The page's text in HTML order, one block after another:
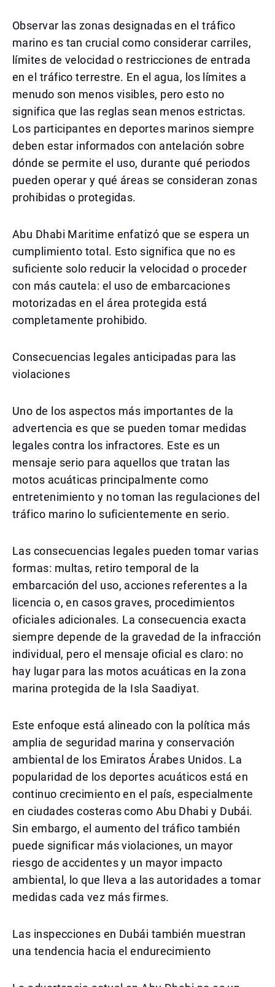
Observar las zonas designadas en el tráfico
marino es tan crucial como considerar carriles,
límites de velocidad o restricciones de entrada
en el tráfico terrestre. En el agua, los límites a
menudo son menos visibles, pero esto no
significa que las reglas sean menos estrictas.
Los participantes en deportes marinos siempre
deben estar informados con antelación sobre
dónde se permite el uso, durante qué periodos
pueden operar y qué áreas se consideran zonas
prohibidas o protegidas.
Abu Dhabi Maritime enfatizó que se espera un
cumplimiento total. Esto significa que no es
suficiente solo reducir la velocidad o proceder
con más cautela: el uso de embarcaciones
motorizadas en el área protegida está
completamente prohibido.
Consecuencias legales anticipadas para las
violaciones
Uno de los aspectos más importantes de la
advertencia es que se pueden tomar medidas
legales contra los infractores. Este es un
mensaje serio para aquellos que tratan las
motos acuáticas principalmente como
entretenimiento y no toman las regulaciones del
tráfico marino lo suficientemente en serio.
Las consecuencias legales pueden tomar varias
formas: multas, retiro temporal de la
embarcación del uso, acciones referentes a la
licencia o, en casos graves, procedimientos
oficiales adicionales. La consecuencia exacta
siempre depende de la gravedad de la infracción
individual, pero el mensaje oficial es claro: no
hay lugar para las motos acuáticas en la zona
marina protegida de la Isla Saadiyat.
Este enfoque está alineado con la política más
amplia de seguridad marina y conservación
ambiental de los Emiratos Árabes Unidos. La
popularidad de los deportes acuáticos está en
continuo crecimiento en el país, especialmente
en ciudades costeras como Abu Dhabi y Dubái.
Sin embargo, el aumento del tráfico también
puede significar más violaciones, un mayor
riesgo de accidentes y un mayor impacto
ambiental, lo que lleva a las autoridades a tomar
medidas cada vez más firmes.
Las inspecciones en Dubái también muestran
una tendencia hacia el endurecimiento